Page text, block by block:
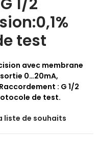
test
avec membrane
0…20mA,
: G 1/2
de test.
liste de souhaits